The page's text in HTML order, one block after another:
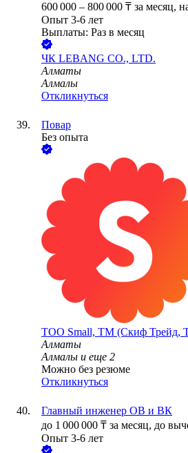
600 000 – 800 000 ₸ за месяц,
Опыт 3-6 лет
Выплаты: Раз в месяц
ЧК LEBANG CO., LTD.
Алматы
Алмалы
Откликнуться
Повар
Без опыта
ТОО Small, ТМ (Скиф Трейд,
Алматы
Алмалы и еще 2
Можно без резюме
Откликнуться
Главный инженер ОВ и ВК
до 1 000 000 ₸ за месяц, до
Опыт 3-6 лет